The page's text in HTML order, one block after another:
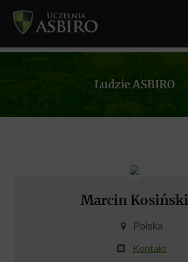
Ludzie ASBIRO
Marcin Kosiński
Polska
Kontakt